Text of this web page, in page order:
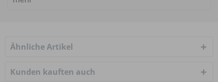
Ähnliche Artikel
Kunden kauften auch